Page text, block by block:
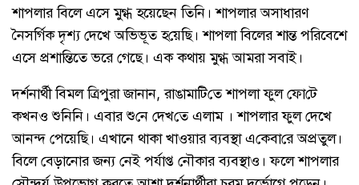
শাপলার বিলে এসে মুগ্ধ হয়েছেন তিনি। শাপলার অসাধারণ
নৈসর্গিক দৃশ্য দেখে অভিভূত হ‌য়ে‌ছি। শাপলা বিলের শান্ত পরিবেশে
এসে প্রশান্তিতে ভরে গেছে। এক কথায় মুগ্ধ আমরা সবাই।
দর্শনার্থী বিমল ত্রিপুরা জানান, রাঙামা‌টি‌তে শাপলা ফুল ফো‌টে
কখনও শু‌নি‌নি। এবার শু‌নে দেখ‌তে এলাম । শাপলার ফুল দেখে
আনন্দ পেয়েছি। এখানে থাকা খাওয়ার ব্যবস্থা এ‌কেবা‌রে অপ্রতুল।
বিলে বেড়ানোর জন্য নেই পর্যাপ্ত নৌকার ব্যবস্থাও। ফলে শাপলার